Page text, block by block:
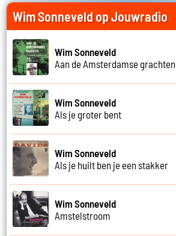
Wim Sonneveld op Jouwradio
Wim Sonneveld
Aan de Amsterdamse grachten
Wim Sonneveld
Als je groter bent
Wim Sonneveld
Als je huilt ben je een stakker
Wim Sonneveld
Amstelstroom